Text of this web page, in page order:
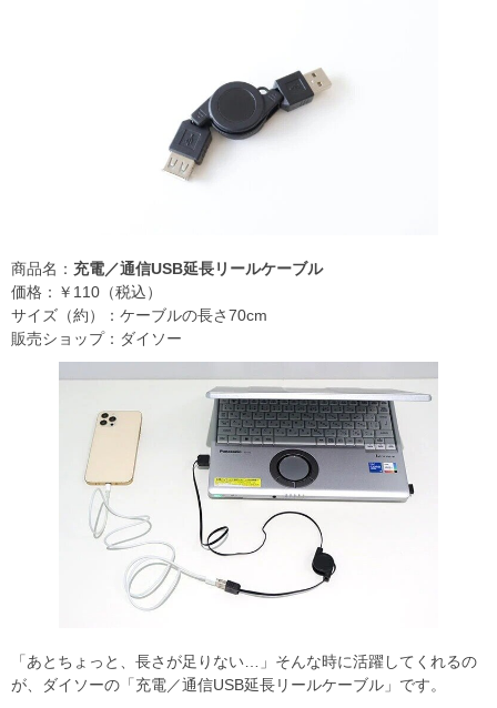
商品名： 充電／通信USB延長リールケーブル
価格：￥110（税込）
サイズ（約）：ケーブルの長さ70cm
販売ショップ：ダイソー
「あとちょっと、長さが足りない…」そんな時に活躍してくれるの
が、ダイソーの「充電／通信USB延長リールケーブル」です。